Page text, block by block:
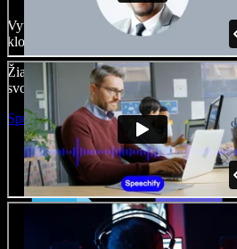
Vytvárajte dabingy, pridajte bezplatné
klonujte svoj hlas – postavíte pôsobivé
Žiadne učenie, všetko v prehliadači –
svoje nápady na realitu.
Spustiť Studio